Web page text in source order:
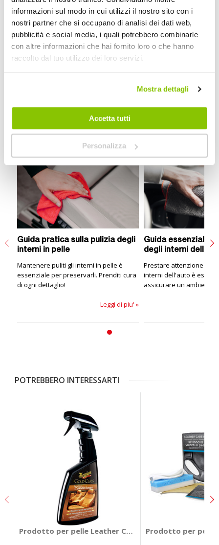
informazioni sul modo in cui utilizzi il nostro sito con i
nostri partner che si occupano di analisi dei dati web,
pubblicità e social media, i quali potrebbero combinarle
con altre informazioni che hai fornito loro o che hanno
raccolto dal tuo utilizzo dei loro servizi.
Mostra dettagli
Accetta tutti
Personalizza
Maggiori 2162532
8005553039226
Si
Auto
1
I nostri consigli
Guida pratica sulla pulizia degli
interni in pelle
Mantenere puliti gli interni in pelle è
essenziale per preservarli. Prenditi cura
di ogni dettaglio!
Leggi di piu' »
Guida essenziale
degli interni
Prestare attenzione alla
interni dell'auto è
assicurare un ambiente
POTREBBERO INTERESSARTI
Prodotto per pelle Leather Conditioner - MEGUIARS
Prodotto per pelle